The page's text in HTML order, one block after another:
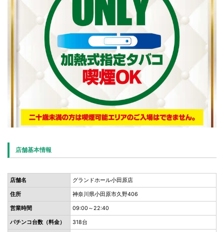
店舗基本情報
店舗名 グランドホール小田原店
住所 神奈川県小田原市久野406
営業時間 09:00～22:40
パチンコ台数（料金） 318台